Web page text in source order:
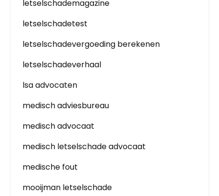
letselschademagazine
letselschadetest
letselschadevergoeding berekenen
letselschadeverhaal
lsa advocaten
medisch adviesbureau
medisch advocaat
medisch letselschade advocaat
medische fout
mooijman letselschade